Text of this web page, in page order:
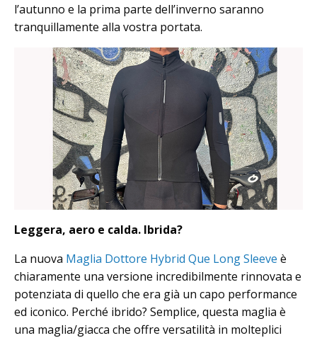
l’autunno e la prima parte dell’inverno saranno
tranquillamente alla vostra portata.
Leggera, aero e calda. Ibrida?
La nuova Maglia Dottore Hybrid Que Long Sleeve è
chiaramente una versione incredibilmente rinnovata e
potenziata di quello che era già un capo performance
ed iconico. Perché ibrido? Semplice, questa maglia è
una maglia/giacca che offre versatilità in molteplici